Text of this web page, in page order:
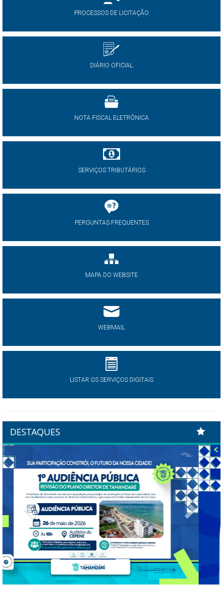
PROCESSOS DE LICITAÇÃO
DIÁRIO OFICIAL
NOTA FISCAL ELETRÔNICA
SERVIÇOS TRIBUTÁRIOS
PERGUNTAS FREQUENTES
MAPA DO WEBSITE
WEBMAIL
LISTAR OS SERVIÇOS DIGITAIS
DESTAQUES
Previous Next